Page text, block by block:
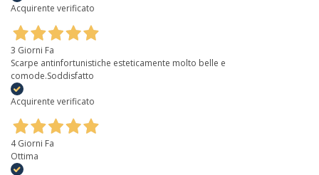
Acquirente verificato
3 Giorni Fa
Scarpe antinfortunistiche esteticamente molto belle e
comode.Soddisfatto
Acquirente verificato
4 Giorni Fa
Ottima